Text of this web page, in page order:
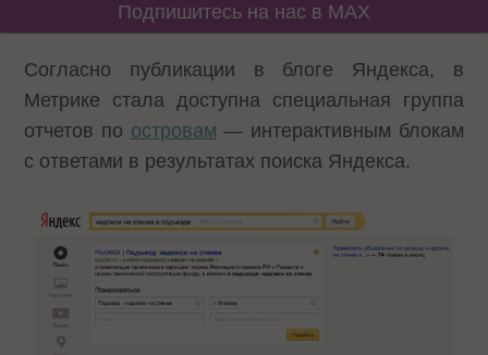
Подпишитесь на нас в MAX
Согласно публикации в блоге Яндекса, в
Метрике стала доступна специальная группа
отчетов по островам — интерактивным блокам
с ответами в результатах поиска Яндекса.